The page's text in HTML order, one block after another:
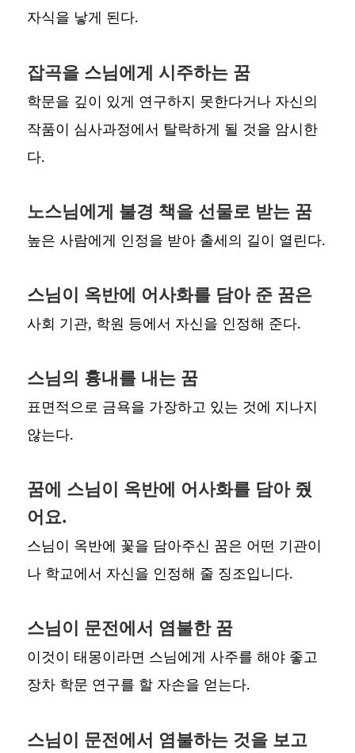
자식을 낳게 된다.
잡곡을 스님에게 시주하는 꿈
학문을 깊이 있게 연구하지 못한다거나 자신의
작품이 심사과정에서 탈락하게 될 것을 암시한
다.
노스님에게 불경 책을 선물로 받는 꿈
높은 사람에게 인정을 받아 출세의 길이 열린다.
스님이 옥반에 어사화를 담아 준 꿈은
사회 기관, 학원 등에서 자신을 인정해 준다.
스님의 흉내를 내는 꿈
표면적으로 금욕을 가장하고 있는 것에 지나지
않는다.
꿈에 스님이 옥반에 어사화를 담아 줬
어요.
스님이 옥반에 꽃을 담아주신 꿈은 어떤 기관이
나 학교에서 자신을 인정해 줄 징조입니다.
스님이 문전에서 염불한 꿈
이것이 태몽이라면 스님에게 사주를 해야 좋고
장차 학문 연구를 할 자손을 얻는다.
스님이 문전에서 염불하는 것을 보고